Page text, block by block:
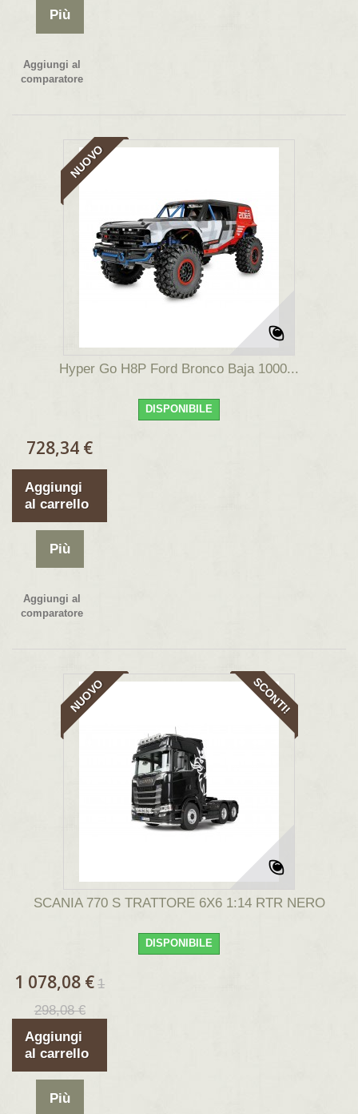
Più
Aggiungi al
comparatore
NUOVO
Hyper Go H8P Ford Bronco Baja 1000...
DISPONIBILE
728,34 €
Aggiungi
al carrello
Più
Aggiungi al
comparatore
NUOVO SCONTI!
SCANIA 770 S TRATTORE 6X6 1:14 RTR NERO
DISPONIBILE
1 078,08 € 1
298,08 €
Aggiungi
al carrello
Più